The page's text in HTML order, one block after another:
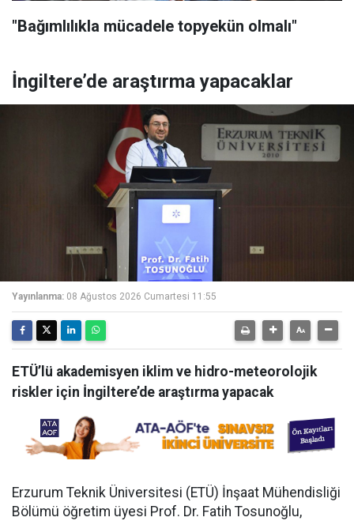
"Bağımlılıkla mücadele topyekün olmalı"
İngiltere’de araştırma yapacaklar
Yayınlanma: 08 Ağustos 2026 Cumartesi 11:55
ETÜ’lü akademisyen iklim ve hidro-meteorolojik
riskler için İngiltere’de araştırma yapacak
Erzurum Teknik Üniversitesi (ETÜ) İnşaat Mühendisliği
Bölümü öğretim üyesi Prof. Dr. Fatih Tosunoğlu,